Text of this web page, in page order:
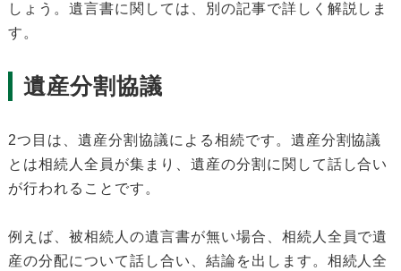
しょう。遺言書に関しては、別の記事で詳しく解説しま
す。
遺産分割協議
2つ目は、遺産分割協議による相続です。遺産分割協議
とは相続人全員が集まり、遺産の分割に関して話し合い
が行われることです。
例えば、被相続人の遺言書が無い場合、相続人全員で遺
産の分配について話し合い、結論を出します。相続人全